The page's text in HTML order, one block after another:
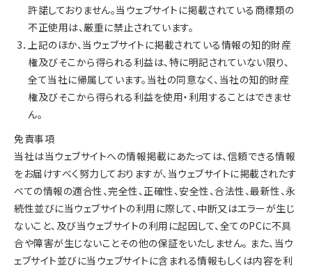
許諾しておりません。当ウェブサイトに掲載されている商標類の
不正使用は、厳重に禁止されています。
3．上記のほか、当ウェブサイトに掲載されている情報の知的財産
権及びそこから得られる利益は、特に明記されていない限り、
全て当社に帰属しています。当社の同意なく、当社の知的財産
権及びそこから得られる利益を使用・利用することはできませ
ん。
免責事項
当社は当ウェブサイトへの情報掲載にあたっては、信頼できる情報
をお届けすべく努力しておりますが、当ウェブサイトに掲載されたす
べての情報の適合性、完全性、正確性、安全性、合法性、最新性、永
続性並びに当ウェブサイトの利用に際して、中断又はエラーが生じ
ないこと、及び当ウェブサイトの利用に起因して、全てのPCに不具
合や障害が生じないことその他の保証をいたしません。 また、当ウ
ェブサイト並びに当ウェブサイトに含まれる情報もしくは内容を利